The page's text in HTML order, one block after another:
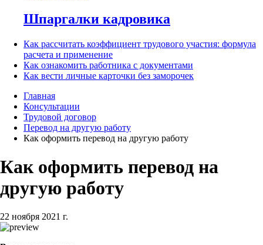
Шпаргалки кадровика
Как рассчитать коэффициент трудового участия: формула
расчета и применение
Как ознакомить работника с документами
Как вести личные карточки без заморочек
Главная
Консультации
Трудовой договор
Перевод на другую работу
Как оформить перевод на другую работу
Как оформить перевод на
другую работу
22 ноября 2021 г.